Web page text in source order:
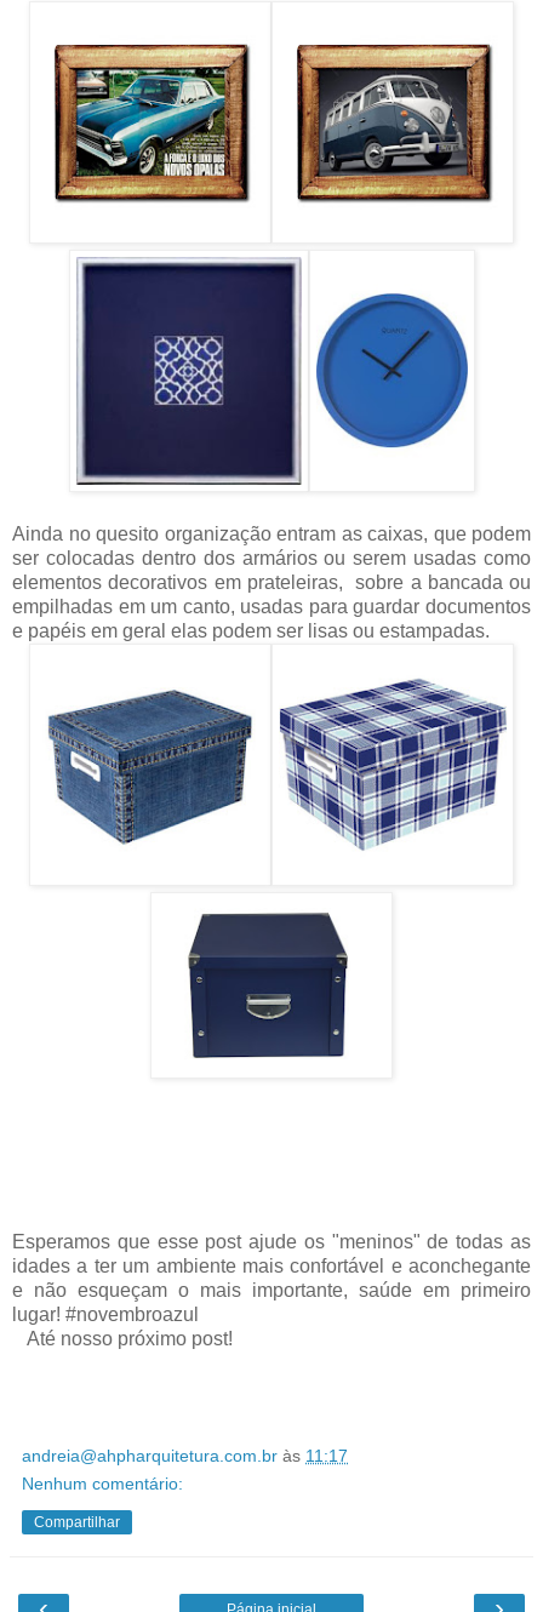
Ainda no quesito organização entram as caixas, que podem
ser colocadas dentro dos armários ou serem usadas como
elementos decorativos em prateleiras, sobre a bancada ou
empilhadas em um canto, usadas para guardar documentos
e papéis em geral elas podem ser lisas ou estampadas.
Esperamos que esse post ajude os "meninos" de todas as
idades a ter um ambiente mais confortável e aconchegante
e não esqueçam o mais importante, saúde em primeiro
lugar! #novembroazul
Até nosso próximo post!
andreia@ahpharquitetura.com.br às 11:17
Nenhum comentário:
Compartilhar